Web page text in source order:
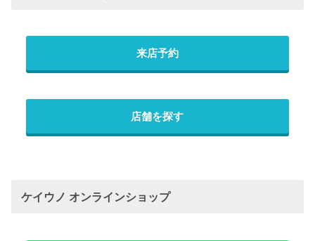
来店予約
店舗を探す
ケイウノ オンラインショップ